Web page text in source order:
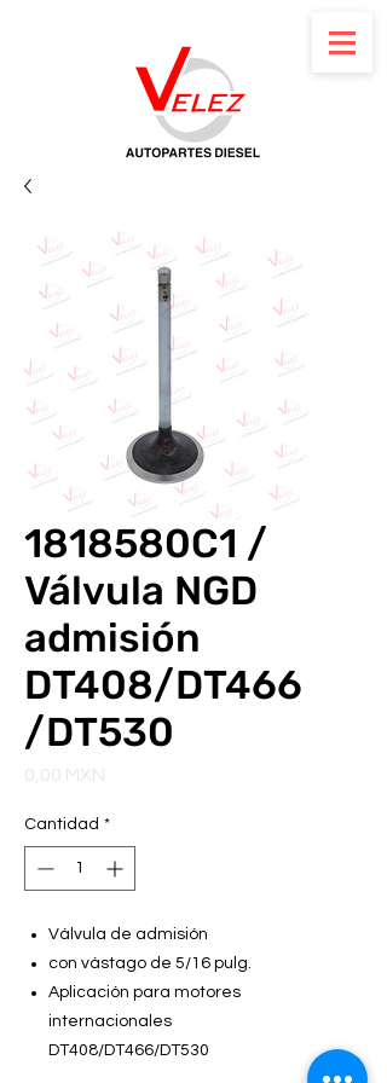
1818580C1 /
Válvula NGD
admisión
DT408/DT466
/DT530
0,00 MXN
Cantidad *
Válvula de admisión
con vástago de 5/16 pulg.
Aplicación para motores
internacionales
DT408/DT466/DT530